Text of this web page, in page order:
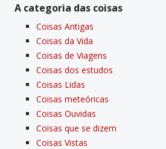
A categoria das coisas
Coisas Antigas
Coisas da Vida
Coisas de Viagens
Coisas dos estudos
Coisas Lidas
Coisas meteóricas
Coisas Ouvidas
Coisas que se dizem
Coisas Vistas